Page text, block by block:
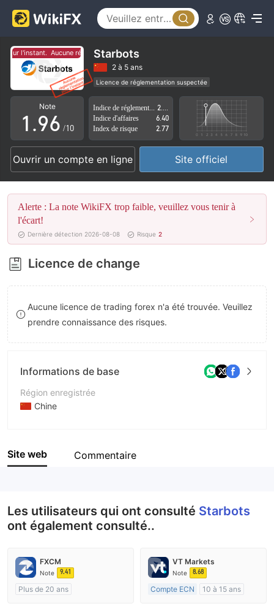
l'instant. Aucune réglementation pour l'instant.
Starbots
2 à 5 ans
Licence de réglementation suspectée
Région d'affaires suspectée
Risque élevé potentiel
Note
0
1
2
3
4
5
6
7
8
9
.
5
6
7
8
9
2
3
4
5
6
7
8
9
/10
Indice d'affaires
6.40
Index de risque
2.77
Ouvrir un compte en ligne Site officiel
Alerte : La note WikiFX trop faible, veuillez vous tenir à
l'écart!
Dernière détection 2026-08-08 Risque 2
Licence de change
Aucune licence de trading forex n'a été trouvée. Veuillez
prendre connaissance des risques.
Informations de base
Région enregistrée
Chine
Société
Site web Commentaire
Les utilisateurs qui ont consulté Starbots
ont également consulté..
FXCM
Note 9.41
Plus de 20 ans
VT Markets
Note 8.68
Compte ECN
10 à 15 ans